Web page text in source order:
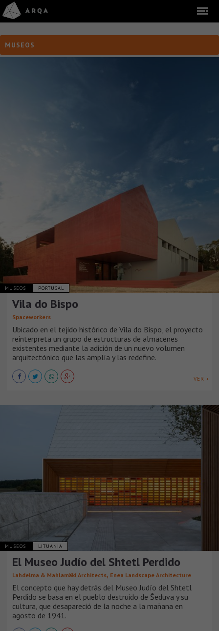
MUSEOS
MUSEOS PORTUGAL
Vila do Bispo
Spaceworkers
Ubicado en el tejido histórico de Vila do Bispo, el proyecto
reinterpreta un grupo de estructuras de almacenes
existentes mediante la adición de un nuevo volumen
arquitectónico que las amplía y las redefine.
VER +
MUSEOS LITUANIA
El Museo Judío del Shtetl Perdido
Lahdelma & Mahlamäki Architects, Enea Landscape Architecture
El concepto que hay detrás del Museo Judío del Shtetl
Perdido se basa en el pueblo destruido de Šeduva y su
cultura, que desapareció de la noche a la mañana en
agosto de 1941.